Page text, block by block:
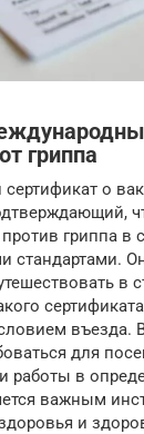
гриппа
о
гриппа в
стандартами.
в
въезда.
для
работы в
важным
и